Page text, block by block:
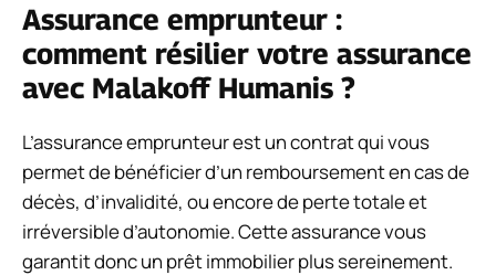
Assurance emprunteur :
comment résilier votre assurance
avec Malakoff Humanis ?
L’assurance emprunteur est un contrat qui vous
permet de bénéficier d’un remboursement en cas de
décès, d’invalidité, ou encore de perte totale et
irréversible d’autonomie. Cette assurance vous
garantit donc un prêt immobilier plus sereinement.